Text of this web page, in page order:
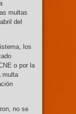
multas
del
los
o por la
multa
no se